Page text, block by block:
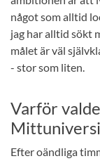
något som alltid
jag har alltid sökt
målet är väl
- stor som liten.
Varför
Efter oändliga